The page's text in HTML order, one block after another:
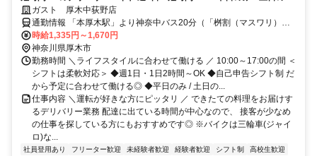
も歓迎◎交通費やお得な食事補助、グループ全店で使える割引券など待
遇も充実
ガスト 厚木中荻野店
通勤情報 「本厚木駅」より神奈中バス20分（「桝割（マスワリ）」
下車） ◆ほかにも [ 神奈川工科大 / ぼうさいの丘公園 / 鳶尾山観光展
望台 / 愛甲石田 ] からも車で5～22分程度!!※自転車 / 車 / バイク通勤
OK
時給1,335円～1,670円
神奈川県厚木市
勤務時間 ＼ライフスタイルに合わせて働ける ／ 10:00～17:00の間 ＜
シフトは柔軟対応＞ ◆週1日・1日2時間～OK ◆自己申告シフト制 だ
から予定に合わせて働ける◎ ◆平日のみ / 土日の...
仕事内容 ＼運転が好きな方にピッタリ ／ できたての料理をお届けす
るデリバリー業務 配達に出ている時間が中心なので、 接客が少なめ
の仕事を探している方にもおすすめです◎ ※バイクは三輪車(ジャイ
ロ)な...
社員登用あり フリーター歓迎 未経験者歓迎 経験者歓迎 シフト制 高校生歓迎